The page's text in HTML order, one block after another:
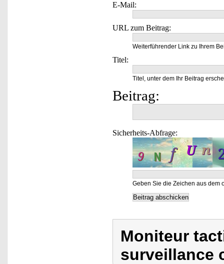
E-Mail:
URL zum Beitrag:
Weiterführender Link zu Ihrem
Titel:
Titel, unter dem Ihr Beitrag
Beitrag:
Sicherheits-Abfrage:
Geben Sie die Zeichen aus dem
Moniteur
surveillance